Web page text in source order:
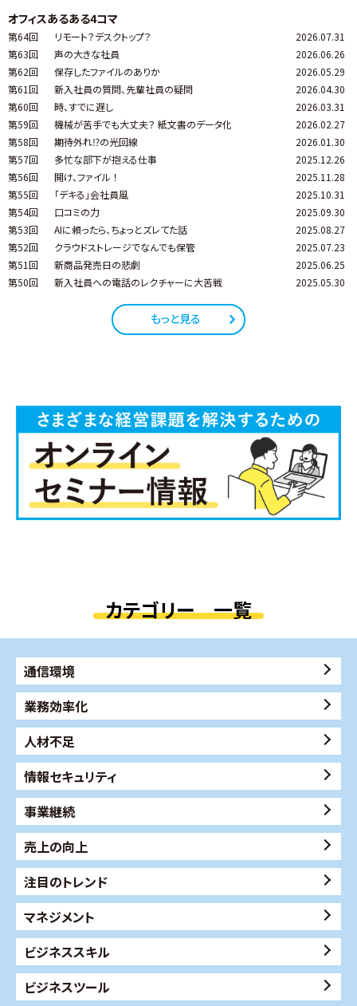
オフィスあるある4コマ
第64回 リモート？デスクトップ？
2026.07.31
第63回
声の大きな社員
2026.06.26
第62回
保存したファイルのありか
2026.05.29
第61回
新入社員の質問、先輩社員の疑問
2026.04.30
第60回
時、すでに遅し
2026.03.31
第59回
機械が苦手でも大丈夫？ 紙文書のデータ化
2026.02.27
第58回
期待外れ⁉の光回線
2026.01.30
第57回
多忙な部下が抱える仕事
2025.12.26
第56回
開け、ファイル ！
2025.11.28
第55回
「デキる」会社員風
2025.10.31
第54回
口コミの力
2025.09.30
第53回
AIに頼ったら、ちょっとズレてた話
2025.08.27
第52回
クラウドストレージでなんでも保管
2025.07.23
第51回
新商品発売日の悲劇
2025.06.25
第50回
新入社員への電話のレクチャーに大苦戦 2025.05.30
もっと見る
カテゴリー 一覧
通信環境
業務効率化
人材不足
情報セキュリティ
事業継続
売上の向上
注目のトレンド
マネジメント
ビジネススキル
ビジネスツール